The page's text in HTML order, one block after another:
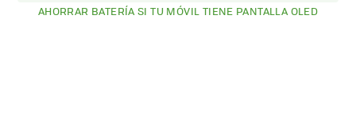
AHORRAR BATERÍA SI TU MÓVIL TIENE PANTALLA OLED